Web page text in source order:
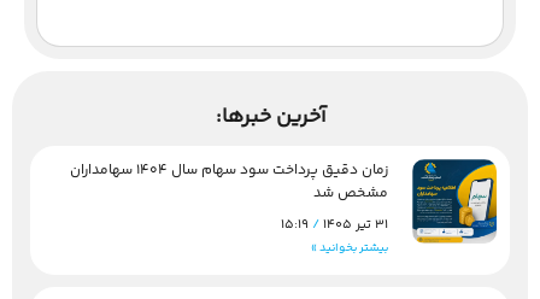
آخرین خبرها:
زمان دقیق پرداخت سود سهام سال 1404 سهامداران
مشخص شد
31 تیر 1405
بیشتر بخوانید »